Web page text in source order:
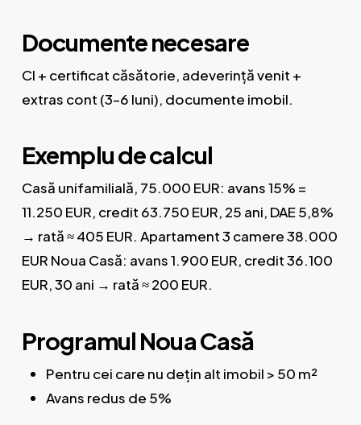
Documente necesare
CI + certificat căsătorie, adeverință venit +
extras cont (3–6 luni), documente imobil.
Exemplu de calcul
Casă unifamilială, 75.000 EUR: avans 15% =
11.250 EUR, credit 63.750 EUR, 25 ani, DAE 5,8%
→ rată ≈ 405 EUR. Apartament 3 camere 38.000
EUR Noua Casă: avans 1.900 EUR, credit 36.100
EUR, 30 ani → rată ≈ 200 EUR.
Programul Noua Casă
Pentru cei care nu dețin alt imobil > 50 m²
Avans redus de 5%